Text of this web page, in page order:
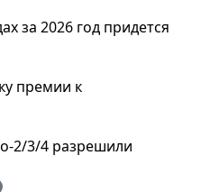
за 2026 год придется
премии к
2/3/4 разрешили